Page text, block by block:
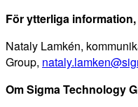
För ytterliga
Nataly Lamkén,
Group,
Om Sigma Technology